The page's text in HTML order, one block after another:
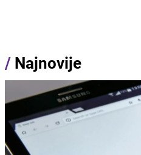
/ Najnovije